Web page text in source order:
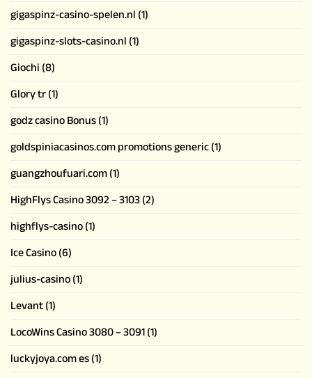
gigaspinz-casino-spelen.nl(1)
gigaspinz-slots-casino.nl(1)
Giochi(8)
Glory tr(1)
godz casino Bonus(1)
goldspiniacasinos.com promotions generic(1)
guangzhoufuari.com(1)
HighFlys Casino 3092 – 3103(2)
highflys-casino(1)
Ice Casino(6)
julius-casino(1)
Levant(1)
LocoWins Casino 3080 – 3091(1)
luckyjoya.com es(1)